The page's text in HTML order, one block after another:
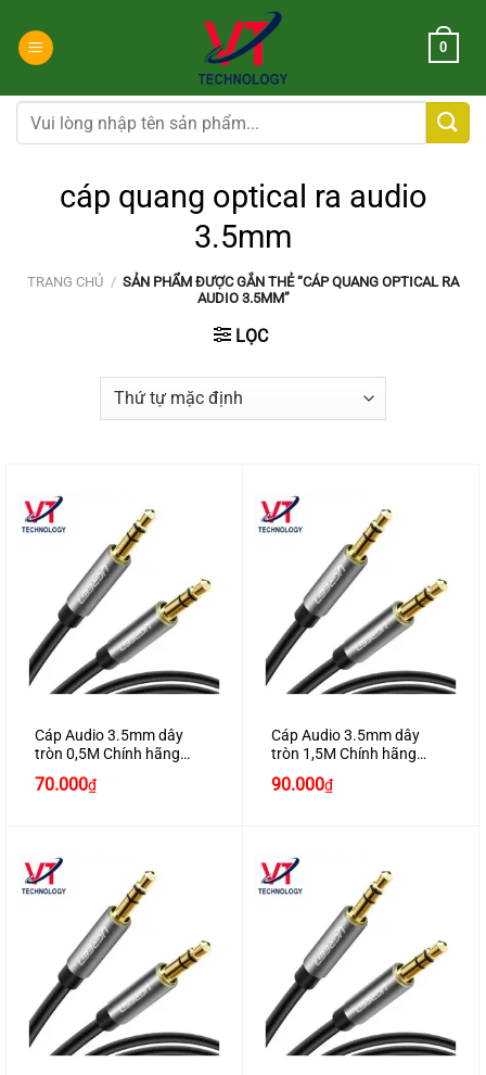
đến
dung
0
Tìm
kiếm:
cáp quang optical ra audio
3.5mm
TRANG CHỦ / SẢN PHẨM ĐƯỢC GẮN THẺ “CÁP QUANG OPTICAL RA
AUDIO 3.5MM”
LỌC
Cáp Audio 3.5mm dây
tròn 0,5M Chính hãng
24K cao cấp
70.000₫
Cáp Audio 3.5mm dây
tròn 1,5M Chính hãng
24K cao cấp
90.000₫